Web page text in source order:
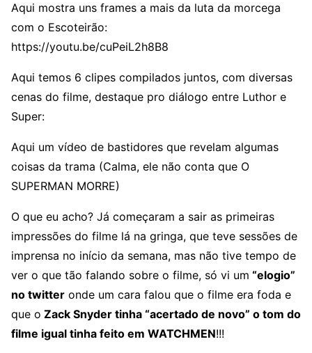
Aqui mostra uns frames a mais da luta da morcega
com o Escoteirão:
https://youtu.be/cuPeiL2h8B8
Aqui temos 6 clipes compilados juntos, com diversas
cenas do filme, destaque pro diálogo entre Luthor e
Super:
Aqui um vídeo de bastidores que revelam algumas
coisas da trama (Calma, ele não conta que O
SUPERMAN MORRE)
O que eu acho? Já começaram a sair as primeiras
impressões do filme lá na gringa, que teve sessões de
imprensa no início da semana, mas não tive tempo de
ver o que tão falando sobre o filme, só vi um “elogio”
no twitter onde um cara falou que o filme era foda e
que o Zack Snyder tinha “acertado de novo” o tom do
filme igual tinha feito em WATCHMEN!!!